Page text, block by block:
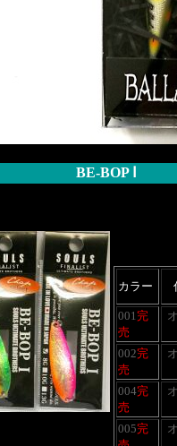
BE-BOP
カラー
001完
売
002完
売
004完
売
005完